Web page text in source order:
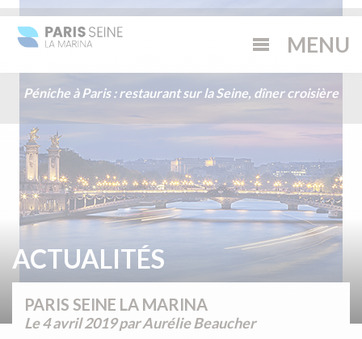
Péniche à Paris : restaurant sur la Seine, dîner croisière
ACTUALITÉS
PARIS SEINE LA MARINA
Le4 avril 2019par Aurélie Beaucher